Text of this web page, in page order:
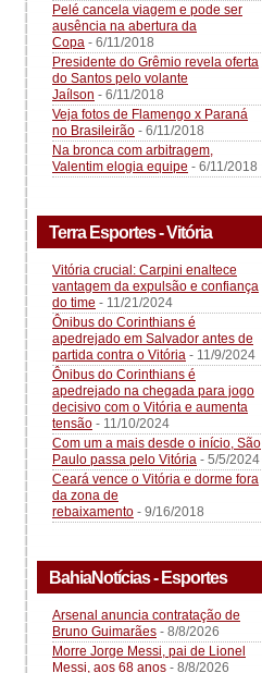
Pelé cancela viagem e pode ser
ausência na abertura da
Copa - 6/11/2018
Presidente do Grêmio revela oferta
do Santos pelo volante
Jaílson - 6/11/2018
Veja fotos de Flamengo x Paraná
no Brasileirão - 6/11/2018
Na bronca com arbitragem,
Valentim elogia equipe - 6/11/2018
Terra Esportes - Vitória
Vitória crucial: Carpini enaltece
vantagem da expulsão e confiança
do time - 11/21/2024
Ônibus do Corinthians é
apedrejado em Salvador antes de
partida contra o Vitória - 11/9/2024
Ônibus do Corinthians é
apedrejado na chegada para jogo
decisivo com o Vitória e aumenta
tensão - 11/10/2024
Com um a mais desde o início, São
Paulo passa pelo Vitória - 5/5/2024
Ceará vence o Vitória e dorme fora
da zona de
rebaixamento - 9/16/2018
BahiaNotícias - Esportes
Arsenal anuncia contratação de
Bruno Guimarães - 8/8/2026
Morre Jorge Messi, pai de Lionel
Messi, aos 68 anos - 8/8/2026